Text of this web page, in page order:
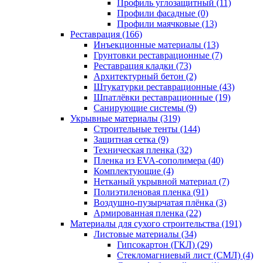
Профиль углозащитный (11)
Профили фасадные (0)
Профили маячковые (13)
Реставрация (166)
Инъекционные материалы (13)
Грунтовки реставрационные (7)
Реставрация кладки (73)
Архитектурный бетон (2)
Штукатурки реставрационные (43)
Шпатлёвки реставрационные (19)
Санирующие системы (9)
Укрывные материалы (319)
Строительные тенты (144)
Защитная сетка (9)
Техническая пленка (32)
Пленка из EVA-сополимера (40)
Комплектующие (4)
Нетканый укрывной материал (7)
Полиэтиленовая пленка (91)
Воздушно-пузырчатая плёнка (3)
Армированная пленка (22)
Материалы для сухого строительства (191)
Листовые материалы (34)
Гипсокартон (ГКЛ) (29)
Стекломагниевый лист (СМЛ) (4)